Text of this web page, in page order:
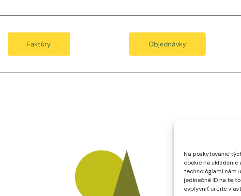
Na poskytovanie
cookie na
technológiami nám
jedinečné ID na
ovplyvniť určité
Faktúry Objednávky